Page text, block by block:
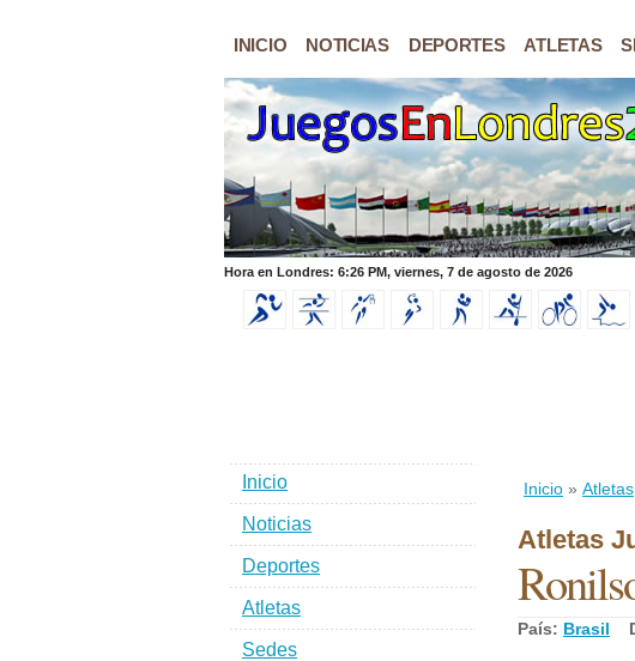
INICIO NOTICIAS DEPORTES ATLETAS
Hora en Londres: 6:26 PM, viernes, 7 de agosto de 2026
Inicio » Atletas
Atletas
País: Brasil
Inicio
Noticias
Deportes
Atletas
Sedes